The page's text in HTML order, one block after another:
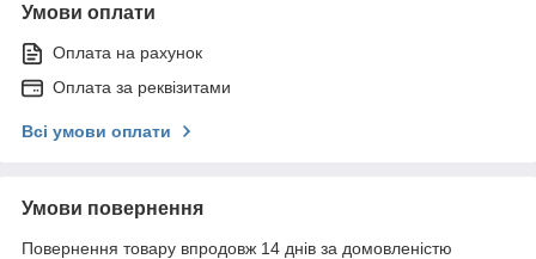
Умови оплати
Оплата на рахунок
Оплата за реквізитами
Всі умови оплати
Умови повернення
Повернення товару впродовж 14 днів за домовленістю